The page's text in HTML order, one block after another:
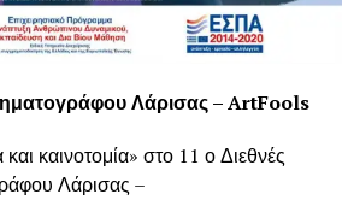
Λάρισας – ArtFools
καινοτομία» στο 11 ο Διεθνές
Λάρισας –